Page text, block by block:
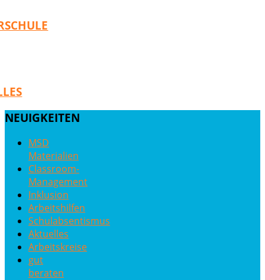
NEUIGKEITEN
MSD
Materialien
Classroom-
Management
Inklusion
Arbeitshilfen
Schulabsentismus
Aktuelles
Arbeitskreise
gut
beraten